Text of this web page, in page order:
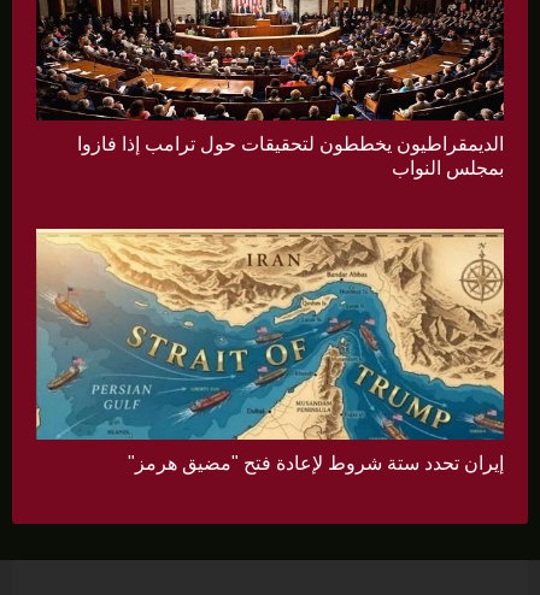
الديمقراطيون يخططون لتحقيقات حول ترامب إذا فازوا
بمجلس النواب
إيران تحدد ستة شروط لإعادة فتح "مضيق هرمز"